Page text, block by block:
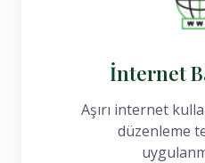
İnternet
Aşırı internet
düzenleme